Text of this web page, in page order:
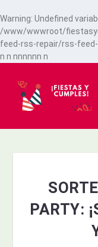
Warning: Undefined
/www/wwwroot/
feed-rss-repair/rss-feed-
n n nnnnnn n
PARTY: